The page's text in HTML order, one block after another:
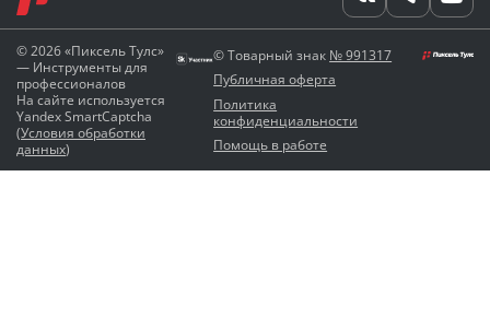
© 2026 «Пиксель Тулс»
— Инструменты для
профессионалов
На сайте используется
Yandex SmartCaptcha
(Условия обработки
данных)
© Товарный знак № 991317
Публичная оферта
Политика
конфиденциальности
Помощь в работе